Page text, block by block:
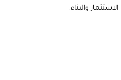
والبناء.